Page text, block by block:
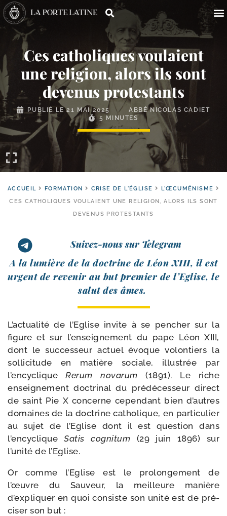
Ces catholiques voulaient
une religion, alors ils sont
devenus protestants
PUBLIÉ LE21 MAI 2025
ABBÉ NICOLAS CADIET
5 MINUTES
ACCUEIL FORMATION CRISE DE L'ÉGLISE
L'ŒCUMÉNISME
CES CATHOLIQUES VOULAIENT UNE RELIGION, ALORS ILS SONT
DEVENUS PROTESTANTS
Suivez-nous sur Telegram
A la lumière de la doc­trine de Léon XIII, il est
urgent de reve­nir au but pre­mier de l’Eglise, le
salut des âmes.
L’actualité de l’Eglise invite à se pen­cher sur la
figure et sur l’enseignement du pape Léon XIII,
dont le suc­ces­seur actuel évoque volon­tiers la
sol­li­ci­tude en matière sociale, illus­trée par
l’encycliqueRerum nova­rum (1891). Le riche
ensei­gne­ment doc­tri­nal du pré­dé­ces­seur direct
de saint Pie X concerne cepen­dant bien d’autres
domaines de la doc­trine catho­lique, en par­ti­cu­lier
au sujet de l’Eglise dont il est ques­tion dans
l’encycliqueSatis cogni­tum (29 juin 1896) sur
l’unité de l’Eglise.
Or comme l’Eglise est le pro­lon­ge­ment de
l’œuvre du Sauveur, la meilleure manière
d’expliquer en quoi consiste son uni­té est de pré­
ci­ser son but :